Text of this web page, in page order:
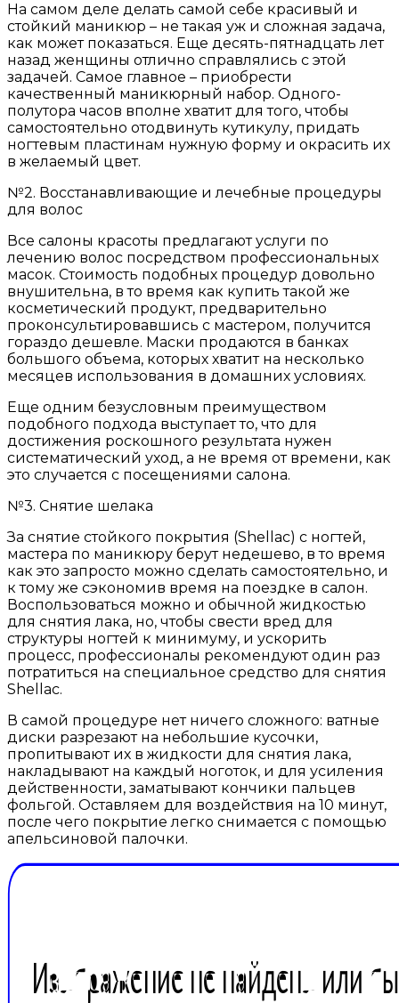
На самом деле делать самой себе красивый и
стойкий маникюр – не такая уж и сложная задача,
как может показаться. Еще десять-пятнадцать лет
назад женщины отлично справлялись с этой
задачей. Самое главное – приобрести
качественный маникюрный набор. Одного-
полутора часов вполне хватит для того, чтобы
самостоятельно отодвинуть кутикулу, придать
ногтевым пластинам нужную форму и окрасить их
в желаемый цвет.
№2. Восстанавливающие и лечебные процедуры
для волос
Все салоны красоты предлагают услуги по
лечению волос посредством профессиональных
масок. Стоимость подобных процедур довольно
внушительна, в то время как купить такой же
косметический продукт, предварительно
проконсультировавшись с мастером, получится
гораздо дешевле. Маски продаются в банках
большого объема, которых хватит на несколько
месяцев использования в домашних условиях.
Еще одним безусловным преимуществом
подобного подхода выступает то, что для
достижения роскошного результата нужен
систематический уход, а не время от времени, как
это случается с посещениями салона.
№3. Снятие шелака
За снятие стойкого покрытия (Shellac) с ногтей,
мастера по маникюру берут недешево, в то время
как это запросто можно сделать самостоятельно, и
к тому же сэкономив время на поездке в салон.
Воспользоваться можно и обычной жидкостью
для снятия лака, но, чтобы свести вред для
структуры ногтей к минимуму, и ускорить
процесс, профессионалы рекомендуют один раз
потратиться на специальное средство для снятия
Shellac.
В самой процедуре нет ничего сложного: ватные
диски разрезают на небольшие кусочки,
пропитывают их в жидкости для снятия лака,
накладывают на каждый ноготок, и для усиления
действенности, заматывают кончики пальцев
фольгой. Оставляем для воздействия на 10 минут,
после чего покрытие легко снимается с помощью
апельсиновой палочки.